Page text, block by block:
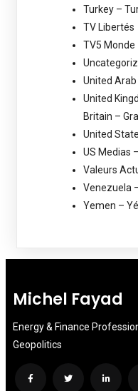
Turkey –
TV Libertés
TV5 Monde
United
United
Britain –
United
US Medias
Valeurs
Venezuela
Yemen –
Michel Fayad
Energy & Finance
Geopolitics